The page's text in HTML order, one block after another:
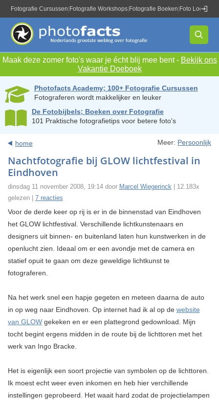
Fotografie Cursussen Fotografie Workshops Fotografie Boeken Foto Locaties
Maak deze zomer foto's waar je écht blij mee bent - Bekijk ons
Vakantie Doeboek
Photofacts Academy; 100+ Fotografie Cursussen
Fotograferen wordt makkelijker en leuker
De Fotobijbels; Boeken over Fotografie
101 Praktische fotografietips voor betere foto's
home Meer: Persoonlijk
Nachtfotografie bij GLOW lichtfestival in
Eindhoven
dinsdag 11 november 2008, 19:14 door Marcel Wiegerinck| 12.183x
gelezen | 7 reacties
Voor de derde keer op rij is er in de binnenstad van Eindhoven
het GLOW lichtfestival. Verschillende lichtkunstenaars en
designers uit binnen- en buitenland laten hun kunstwerken in de
openlucht zien. Ideaal om er een avondje met de camera en
statief opuit te gaan om deze geweldige lichtkunst te
fotograferen.
Na het werk snel een hapje gegeten en meteen daarna de auto
in op weg naar Eindhoven. Op internet had ik al op de website
van GLOWgekeken en er een plattegrond gedownload. Mijn
tocht begint ergens midden in de route bij de lichttoren met het
werk van Ingo Bracke.
Het is eigenlijk een soort projectie van symbolen op de lichttoren.
Ik moest echt weer even inkomen en heb hier verchillende
instellingen geprobeerd. Het waait hard zodat de projectielampen